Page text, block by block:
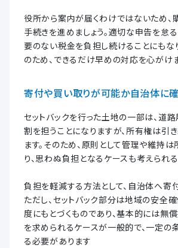
役所から案内が届くわけではないため
手続きを進めましょう。適切な申告を怠
要のない税金を負担し続けることにもな
のため、できるだけ早めの対応を心がけま
寄付や買い取りが可能か自治体に
セットバックを行った土地の一部は、道
割を担うことになりますが、所有権は引
ます。そのため、原則として管理や維持
り、思わぬ負担となるケースも考えられる
負担を軽減する方法として、自治体へ寄
ただし、セットバック部分は地域の安全
度にもとづくものであり、基本的には無
を求められるケースが一般的で、一定の
る必要があります